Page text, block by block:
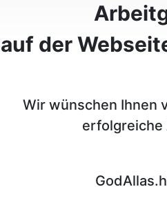
auf der
Wir wünschen Ihnen
erfolgreiche